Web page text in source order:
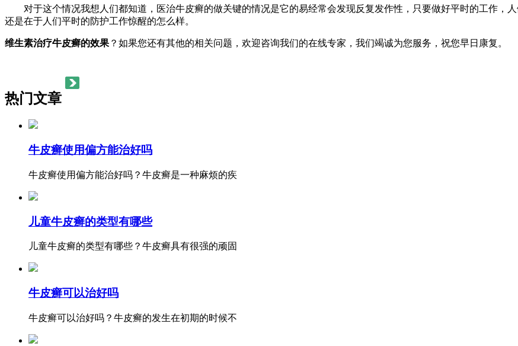
对于这个情况我想人们都知道，医治牛皮癣的做关键的情况是它的易经常会发现反复发作性，只要做好平时的工作，
还是在于人们平时的防护工作惊醒的怎么样。
维生素治疗牛皮癣的效果 ？如果您还有其他的相关问题，欢迎咨询我们的在线专家，我们竭诚为您服务，祝您早日康复。
热门文章
牛皮癣使用偏方能治好吗
牛皮癣使用偏方能治好吗？牛皮癣是一种麻烦的疾
儿童牛皮癣的类型有哪些
儿童牛皮癣的类型有哪些？牛皮癣具有很强的顽固
牛皮癣可以治好吗
牛皮癣可以治好吗？牛皮癣的发生在初期的时候不